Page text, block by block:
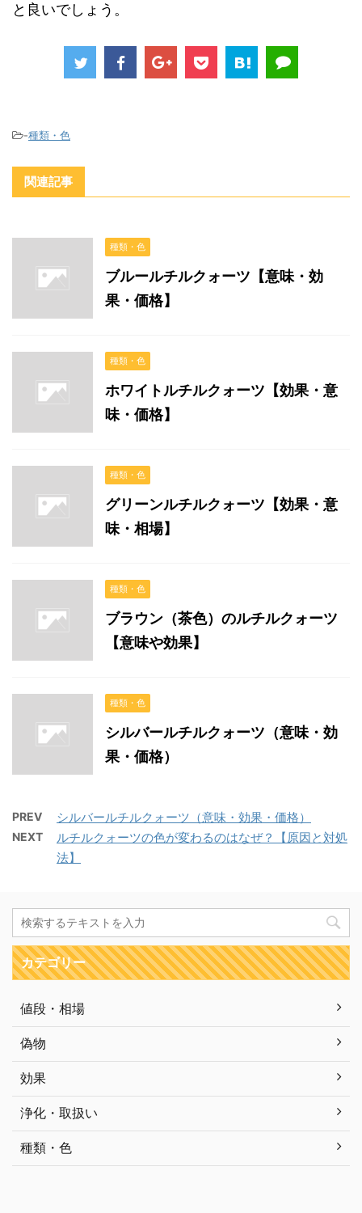
と良いでしょう。
-種類・色
関連記事
種類・色
ブルールチルクォーツ【意味・効
果・価格】
種類・色
ホワイトルチルクォーツ【効果・意
味・価格】
種類・色
グリーンルチルクォーツ【効果・意
味・相場】
種類・色
ブラウン（茶色）のルチルクォーツ
【意味や効果】
種類・色
シルバールチルクォーツ（意味・効
果・価格）
PREV シルバールチルクォーツ（意味・効果・価格）
NEXT
ルチルクォーツの色が変わるのはなぜ？【原因と対処
法】
カテゴリー
値段・相場
偽物
効果
浄化・取扱い
種類・色